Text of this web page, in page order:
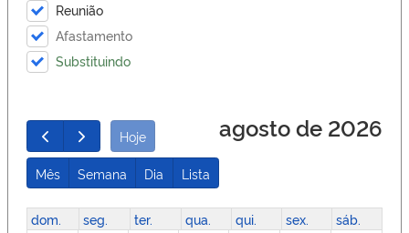
Reunião
Afastamento
Substituindo
Hoje agosto de 2026
Mês Semana Dia Lista
dom. seg. ter. qua. qui. sex.
sáb.